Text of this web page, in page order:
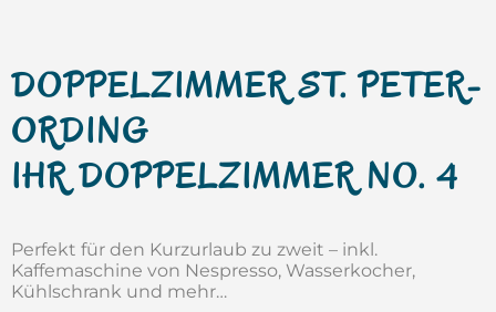
DOPPELZIMMER ST. PETER-
ORDING
IHR DOPPELZIMMER NO. 4
Perfekt für den Kurzurlaub zu zweit – inkl.
Kaffemaschine von Nespresso, Wasserkocher,
Kühlschrank und mehr…